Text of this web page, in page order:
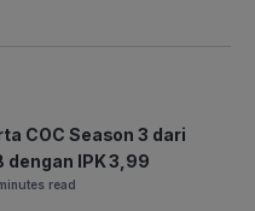
COC Season 3 dari
dengan IPK 3,99
read